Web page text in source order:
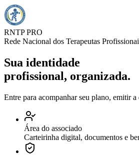
RNTP PRO
Rede Nacional dos Terapeutas
Sua identidade
profissional, organizada.
Entre para acompanhar seu plano, emitir
Área do associado
Carteirinha digital, documentos e